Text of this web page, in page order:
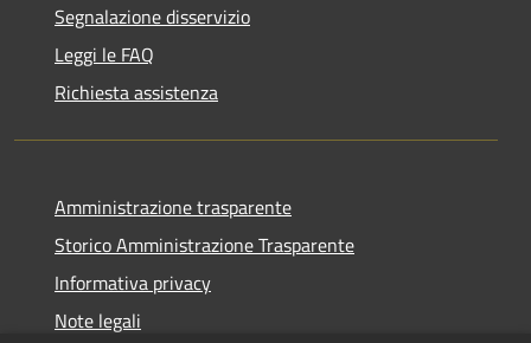
Segnalazione disservizio
Leggi le FAQ
Richiesta assistenza
Amministrazione trasparente
Storico Amministrazione Trasparente
Informativa privacy
Note legali